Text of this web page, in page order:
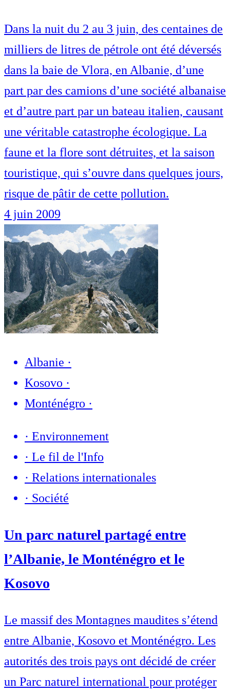
Dans la nuit du 2 au 3 juin, des centaines de
milliers de litres de pétrole ont été déversés
dans la baie de Vlora, en Albanie, d’une
part par des camions d’une société albanaise
et d’autre part par un bateau italien, causant
une véritable catastrophe écologique. La
faune et la flore sont détruites, et la saison
touristique, qui s’ouvre dans quelques jours,
risque de pâtir de cette pollution.
4 juin 2009
Albanie ·
Kosovo ·
Monténégro ·
· Environnement
· Le fil de l'Info
· Relations internationales
· Société
Un parc naturel partagé entre
l’Albanie, le Monténégro et le
Kosovo
Le massif des Montagnes maudites s’étend
entre Albanie, Kosovo et Monténégro. Les
autorités des trois pays ont décidé de créer
un Parc naturel international pour protéger